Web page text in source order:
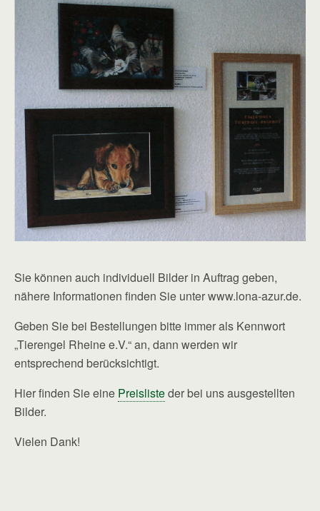
Sie können auch individuell Bilder in Auftrag geben,
nähere Informationen finden Sie unter www.lona-azur.de.
Geben Sie bei Bestellungen bitte immer als Kennwort
„Tierengel Rheine e.V.“ an, dann werden wir
entsprechend berücksichtigt.
Hier finden Sie eine Preislisteder bei uns ausgestellten
Bilder.
Vielen Dank!